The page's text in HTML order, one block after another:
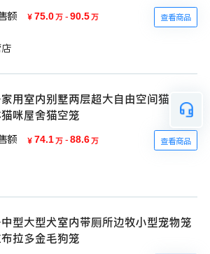
额 ￥ 75.0万 - 90.5万 查看商品
用室内别墅两层超大自由空间猫窝猫
咪屋舍猫空笼
额 ￥ 74.1万 - 88.6万 查看商品
型大型犬室内带厕所边牧小型宠物笼
拉多金毛狗笼